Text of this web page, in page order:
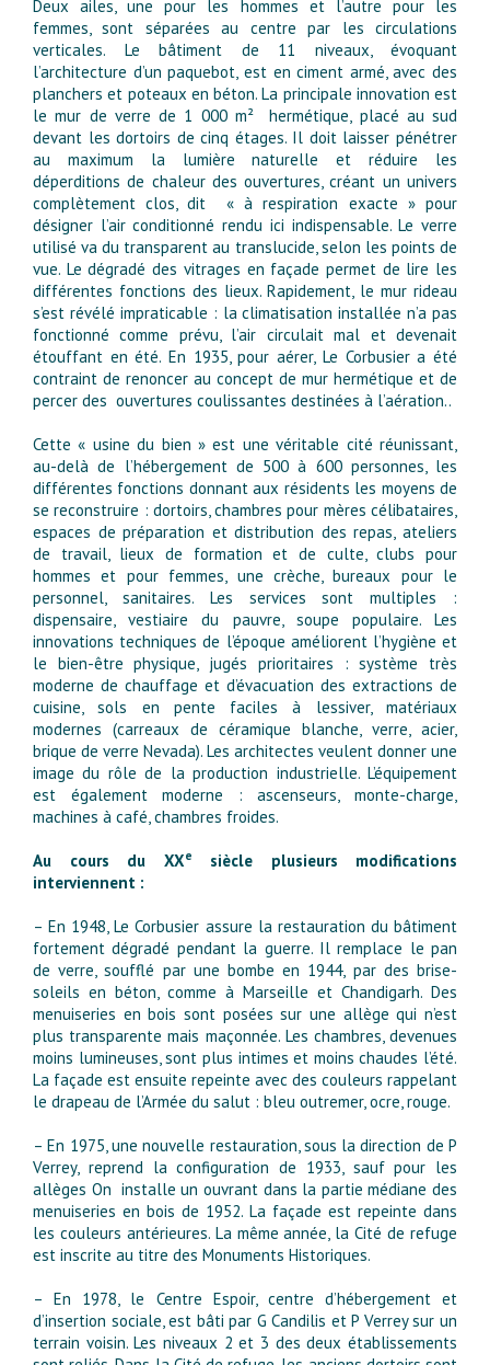
Deux ailes, une pour les hommes et l’autre pour les
femmes, sont séparées au centre par les circulations
verticales. Le bâtiment de 11 niveaux, évoquant
l’architecture d’un paquebot, est en ciment armé, avec des
planchers et poteaux en béton. La principale innovation est
le mur de verre de 1 000 m² hermétique, placé au sud
devant les dortoirs de cinq étages. Il doit laisser pénétrer
au maximum la lumière naturelle et réduire les
déperditions de chaleur des ouvertures, créant un univers
complètement clos, dit « à respiration exacte » pour
désigner l’air conditionné rendu ici indispensable. Le verre
utilisé va du transparent au translucide, selon les points de
vue. Le dégradé des vitrages en façade permet de lire les
différentes fonctions des lieux. Rapidement, le mur rideau
s’est révélé impraticable : la climatisation installée n’a pas
fonctionné comme prévu, l’air circulait mal et devenait
étouffant en été. En 1935, pour aérer, Le Corbusier a été
contraint de renoncer au concept de mur hermétique et de
percer des ouvertures coulissantes destinées à l’aération..
Cette « usine du bien » est une véritable cité réunissant,
au-delà de l’hébergement de 500 à 600 personnes, les
différentes fonctions donnant aux résidents les moyens de
se reconstruire : dortoirs, chambres pour mères célibataires,
espaces de préparation et distribution des repas, ateliers
de travail, lieux de formation et de culte, clubs pour
hommes et pour femmes, une crèche, bureaux pour le
personnel, sanitaires. Les services sont multiples :
dispensaire, vestiaire du pauvre, soupe populaire. Les
innovations techniques de l’époque améliorent l’hygiène et
le bien-être physique, jugés prioritaires : système très
moderne de chauffage et d’évacuation des extractions de
cuisine, sols en pente faciles à lessiver, matériaux
modernes (carreaux de céramique blanche, verre, acier,
brique de verre Nevada). Les architectes veulent donner une
image du rôle de la production industrielle. L’équipement
est également moderne : ascenseurs, monte-charge,
machines à café, chambres froides.
Au cours du XXe
siècle plusieurs modifications
interviennent :
– En 1948, Le Corbusier assure la restauration du bâtiment
fortement dégradé pendant la guerre. Il remplace le pan
de verre, soufflé par une bombe en 1944, par des brise-
soleils en béton, comme à Marseille et Chandigarh. Des
menuiseries en bois sont posées sur une allège qui n’est
plus transparente mais maçonnée. Les chambres, devenues
moins lumineuses, sont plus intimes et moins chaudes l’été.
La façade est ensuite repeinte avec des couleurs rappelant
le drapeau de l’Armée du salut : bleu outremer, ocre, rouge.
– En 1975, une nouvelle restauration, sous la direction de P
Verrey, reprend la configuration de 1933, sauf pour les
allèges On installe un ouvrant dans la partie médiane des
menuiseries en bois de 1952. La façade est repeinte dans
les couleurs antérieures. La même année, la Cité de refuge
est inscrite au titre des Monuments Historiques.
– En 1978, le Centre Espoir, centre d’hébergement et
d’insertion sociale, est bâti par G Candilis et P Verrey sur un
terrain voisin. Les niveaux 2 et 3 des deux établissements